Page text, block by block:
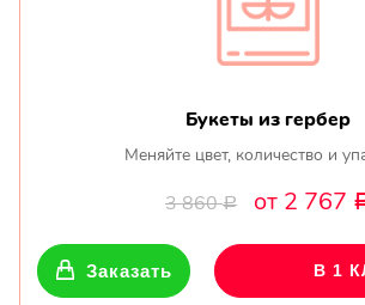
Букеты из гербер
Меняйте цвет, количество и
3 860Р от 2 767
Заказать В 1